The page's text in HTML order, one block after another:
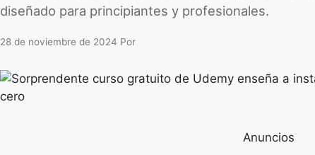
diseñado para principiantes y profesionales.
28 de noviembre de 2024 Por
Anuncios